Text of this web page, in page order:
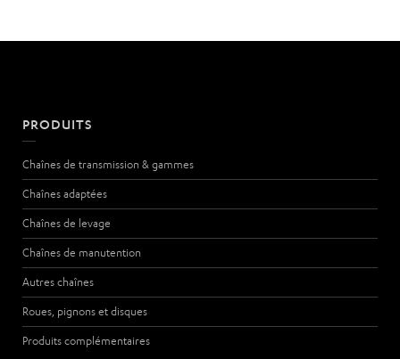
PRODUITS
Chaînes de transmission & gammes
Chaînes adaptées
Chaînes de levage
Chaînes de manutention
Autres chaînes
Roues, pignons et disques
Produits complémentaires